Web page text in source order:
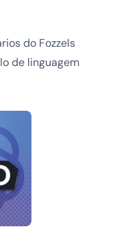
do Fozzels
de linguagem